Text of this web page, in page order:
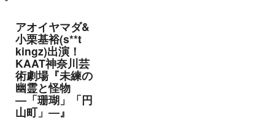
アオイヤマダ&
小栗基裕(s**t
kingz)出演！
KAAT神奈川芸
術劇場『未練の
幽霊と怪物
―「珊瑚」「円
山町」―』